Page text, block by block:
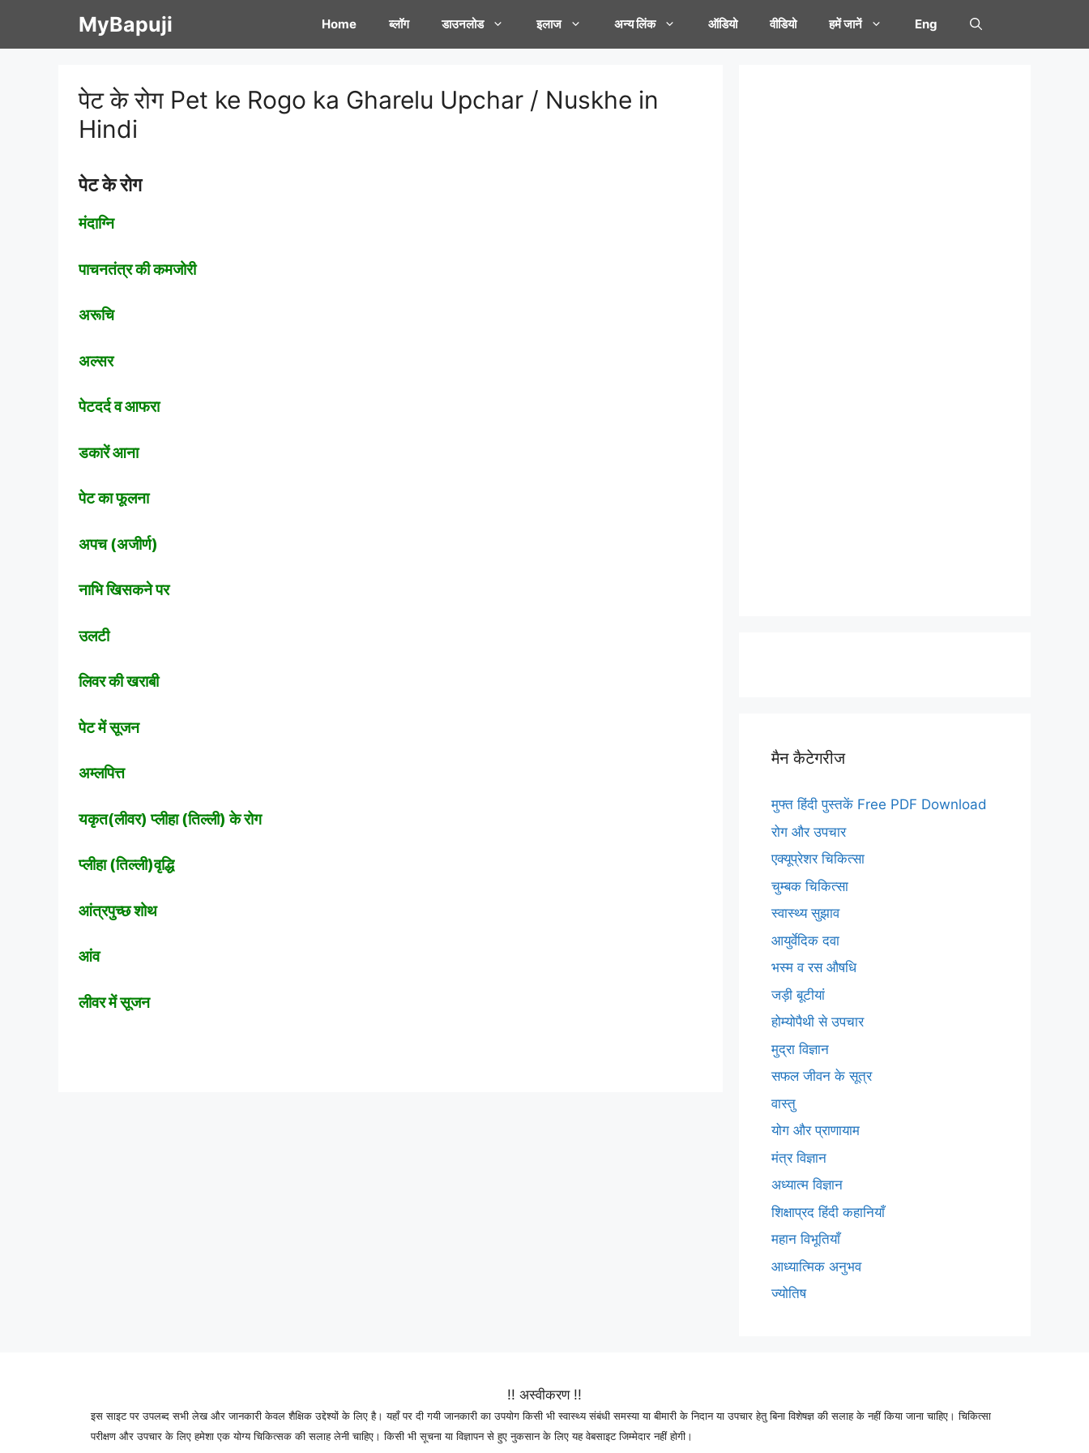
MyBapuji Home ब्लॉग डाउनलोड इलाज अन्य लिंक ऑडियो वीडियो हमें जानें Eng
पेट के रोग Pet ke Rogo ka Gharelu Upchar / Nuskhe in
Hindi
पेट के रोग
मंदाग्नि
पाचनतंत्र की कमजोरी
अरूचि
अल्सर
पेटदर्द व आफरा
डकारें आना
पेट का फूलना
अपच (अजीर्ण)
नाभि खिसकने पर
उलटी
लिवर की खराबी
पेट में सूजन
अम्लपित्त
यकृत(लीवर) प्लीहा (तिल्ली) के रोग
प्लीहा (तिल्ली)वृद्धि
आंत्रपुच्छ शोथ
आंव
लीवर में सूजन
मैन कैटेगरीज
मुफ्त हिंदी पुस्तकें Free PDF Download
रोग और उपचार
एक्यूप्रेशर चिकित्सा
चुम्बक चिकित्सा
स्वास्थ्य सुझाव
आयुर्वेदिक दवा
भस्म व रस औषधि
जड़ी बूटीयां
होम्योपैथी से उपचार
मुद्रा विज्ञान
सफल जीवन के सूत्र
वास्तु
योग और प्राणायाम
मंत्र विज्ञान
अध्यात्म विज्ञान
शिक्षाप्रद हिंदी कहानियाँ
महान विभूतियाँ
आध्यात्मिक अनुभव
ज्योतिष
!! अस्वीकरण !!
इस साइट पर उपलब्द सभी लेख और जानकारी केवल शैक्षिक उद्देश्यों के लिए है। यहाँ पर दी गयी जानकारी का उपयोग किसी भी स्वास्थ्य संबंधी समस्या या बीमारी के निदान या उपचार हेतु बिना विशेषज्ञ की सलाह के नहीं किया जाना चाहिए। चिकित्सा
परीक्षण और उपचार के लिए हमेशा एक योग्य चिकित्सक की सलाह लेनी चाहिए। किसी भी सूचना या विज्ञापन से हुए नुकसान के लिए यह वेबसाइट जिम्मेदार नहीं होगी।